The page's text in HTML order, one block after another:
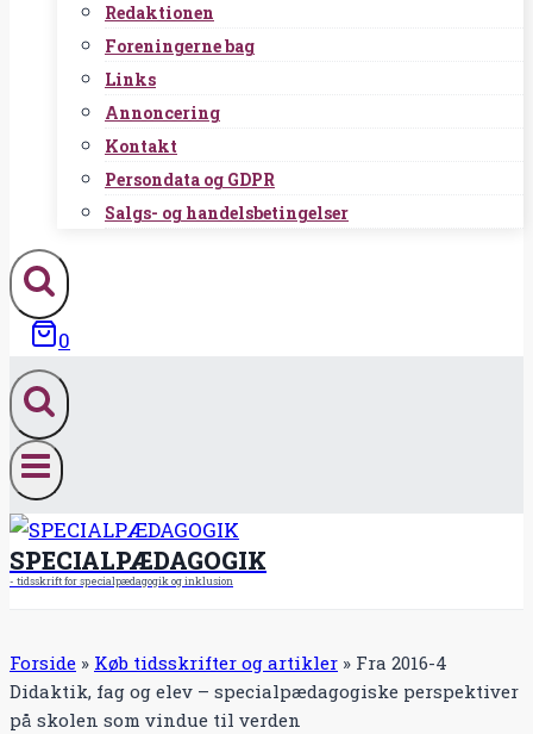
Redaktionen
Foreningerne bag
Links
Annoncering
Kontakt
Persondata og GDPR
Salgs- og handelsbetingelser
0
SPECIALPÆDAGOGIK
- tidsskrift for specialpædagogik og inklusion
Forside » Køb tidsskrifter og artikler » Fra 2016-4
Didaktik, fag og elev – specialpædagogiske perspektiver
på skolen som vindue til verden